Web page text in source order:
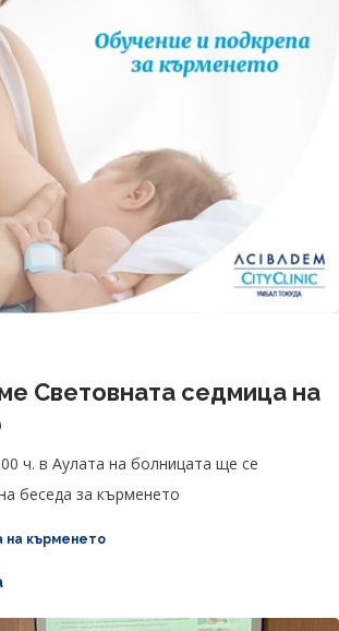
Световната седмица на
ч. в Аулата на болницата ще се
беседа за кърменето
на кърменето